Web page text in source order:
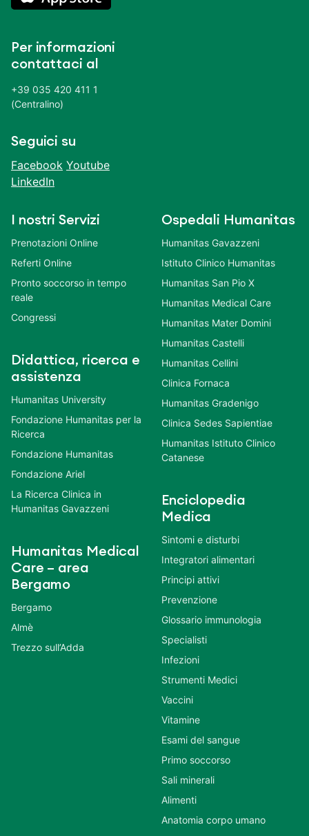
Per informazioni
contattaci al
+39 035 420 411 1
(Centralino)
Seguici su
Facebook Youtube
LinkedIn
I nostri Servizi
Prenotazioni Online
Referti Online
Pronto soccorso in tempo
reale
Congressi
Didattica, ricerca e
assistenza
Humanitas University
Fondazione Humanitas per la
Ricerca
Fondazione Humanitas
Fondazione Ariel
La Ricerca Clinica in
Humanitas Gavazzeni
Humanitas Medical
Care – area
Bergamo
Bergamo
Almè
Trezzo sull’Adda
Ospedali Humanitas
Humanitas Gavazzeni
Istituto Clinico Humanitas
Humanitas San Pio X
Humanitas Medical Care
Humanitas Mater Domini
Humanitas Castelli
Humanitas Cellini
Clinica Fornaca
Humanitas Gradenigo
Clinica Sedes Sapientiae
Humanitas Istituto Clinico
Catanese
Enciclopedia
Medica
Sintomi e disturbi
Integratori alimentari
Principi attivi
Prevenzione
Glossario immunologia
Specialisti
Infezioni
Strumenti Medici
Vaccini
Vitamine
Esami del sangue
Primo soccorso
Sali minerali
Alimenti
Anatomia corpo umano